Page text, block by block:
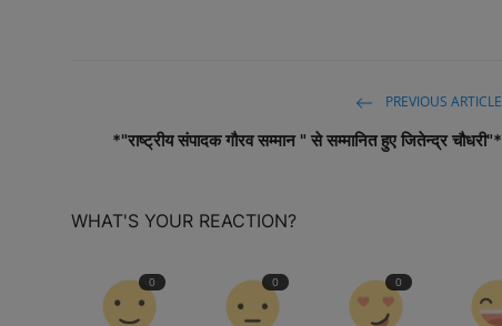
PREVIOUS ARTICLE
*"राष्ट्रीय संपादक गौरव सम्मान " से सम्मानित हुए जितेन्द्र चौधरी"*
WHAT'S YOUR REACTION?
0 0 0